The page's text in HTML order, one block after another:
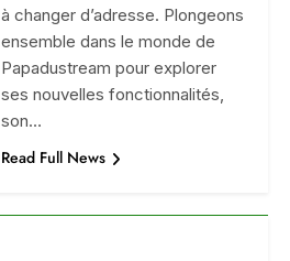
à changer d’adresse. Plongeons
ensemble dans le monde de
Papadustream pour explorer
ses nouvelles fonctionnalités,
son…
Read Full News